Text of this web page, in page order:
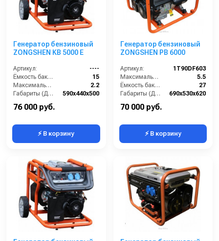
Генератор бензиновый
ZONGSHEN KB 5000 E
Артикул:
----
Ёмкость бака (л):
15
Максимальная мощность (кВА):
2.2
Габариты (ДхШхВ):
590х440х500
76 000 руб.
⚡ В корзину
Генератор бензиновый
ZONGSHEN PB 6000
Артикул:
1T90DF603
Максимальная мощность (кВА):
5.5
Ёмкость бака (л):
27
Габариты (ДхШхВ):
690х530х620
70 000 руб.
⚡ В корзину